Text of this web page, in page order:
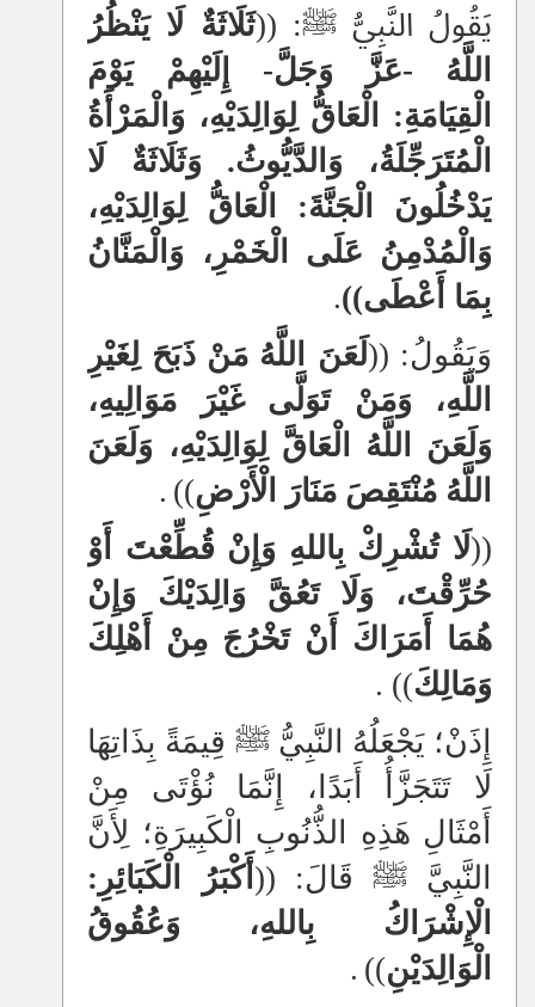
يَقُولُ النَّبِيُّ ﷺ: ((ثَلَاثَةٌ لَا يَنْظُرُ
اللَّهُ -عَزَّ وَجَلَّ- إِلَيْهِمْ يَوْمَ
الْقِيَامَةِ: الْعَاقُّ لِوَالِدَيْهِ، وَالْمَرْأَةُ
الْمُتَرَجِّلَةُ، وَالدَّيُّوثُ. وَثَلَاثَةٌ لَا
يَدْخُلُونَ الْجَنَّةَ: الْعَاقُّ لِوَالِدَيْهِ،
وَالْمُدْمِنُ عَلَى الْخَمْرِ، وَالْمَنَّانُ
بِمَا أَعْطَى)).
وَيَقُولُ: ((لَعَنَ اللَّهُ مَنْ ذَبَحَ لِغَيْرِ
اللَّهِ، وَمَنْ تَوَلَّى غَيْرَ مَوَالِيهِ،
وَلَعَنَ اللَّهُ الْعَاقَّ لِوَالِدَيْهِ، وَلَعَنَ
اللَّهُ مُنْتَقِصَ مَنَارَ الْأَرْضِ))
.
((لَا تُشْرِكْ بِاللهِ وَإِنْ قُطِّعْتَ أَوْ
حُرِّقْتَ، وَلَا تَعُقَّ وَالِدَيْكَ وَإِنْ
هُمَا أَمَرَاكَ أَنْ تَخْرُجَ مِنْ أَهْلِكَ
وَمَالِكَ))
.
إِذَنْ؛ يَجْعَلُهُ النَّبِيُّ ﷺ قِيمَةً بِذَاتِهَا
لَا تَتَجَزَّأُ أَبَدًا، إِنَّمَا نُؤْتَى مِنْ
أَمْثَالِ هَذِهِ الذُّنُوبِ الْكَبِيرَةِ؛ لِأَنَّ
النَّبِيَّ ﷺ قَالَ: (( أَكْبَرُ الْكَبَائِرِ:
الْإِشْرَاكُ بِاللهِ، وَعُقُوقُ
الْوَالِدَيْنِ))
.